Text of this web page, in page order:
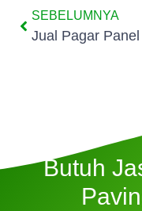
SEBELUMNYA
Butuh